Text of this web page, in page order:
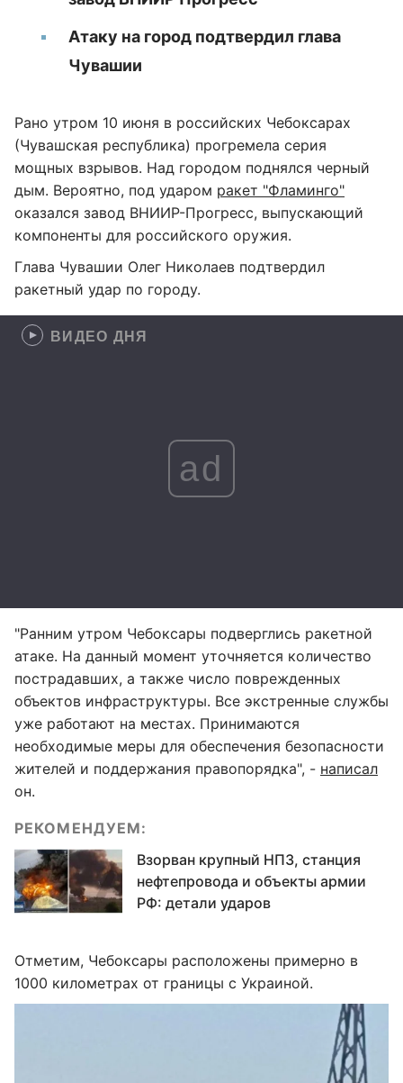
Атаку на город подтвердил глава
Чувашии
Рано утром 10 июня в российских Чебоксарах
(Чувашская республика) прогремела серия
мощных взрывов. Над городом поднялся черный
дым. Вероятно, под ударом ракет "Фламинго"
оказался завод ВНИИР-Прогресс, выпускающий
компоненты для российского оружия.
Глава Чувашии Олег Николаев подтвердил
ракетный удар по городу.
ВИДЕО ДНЯ
ad
"Ранним утром Чебоксары подверглись ракетной
атаке. На данный момент уточняется количество
пострадавших, а также число поврежденных
объектов инфраструктуры. Все экстренные службы
уже работают на местах. Принимаются
необходимые меры для обеспечения безопасности
жителей и поддержания правопорядка", - написал
он.
РЕКОМЕНДУЕМ:
Взорван крупный НПЗ, станция
нефтепровода и объекты армии
РФ: детали ударов
Отметим, Чебоксары расположены примерно в
1000 километрах от границы с Украиной.